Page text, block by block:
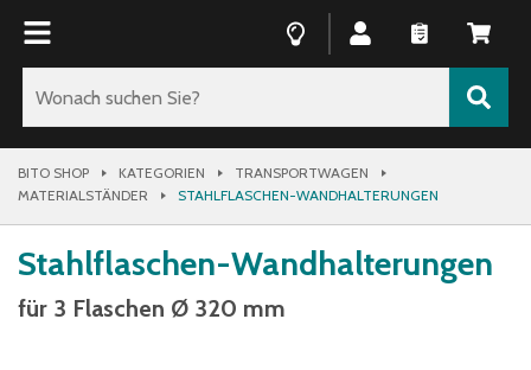
BITO SHOP KATEGORIEN
TRANSPORTWAGEN
MATERIALSTÄNDER
STAHLFLASCHEN-WANDHALTERUNGEN
Stahlflaschen-Wandhalterungen
für 3 Flaschen Ø 320 mm